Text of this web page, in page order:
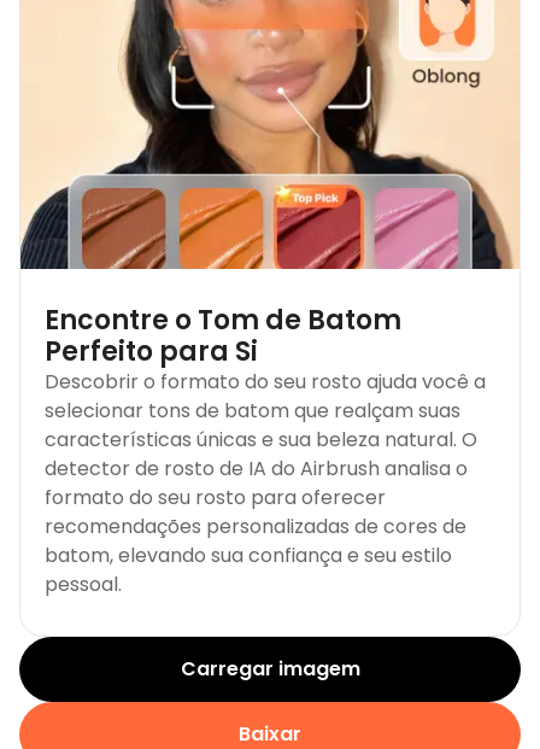
Encontre o Tom de Batom
Perfeito para Si
Descobrir o formato do seu rosto ajuda você a
selecionar tons de batom que realçam suas
características únicas e sua beleza natural. O
detector de rosto de IA do Airbrush analisa o
formato do seu rosto para oferecer
recomendações personalizadas de cores de
batom, elevando sua confiança e seu estilo
pessoal.
Carregar imagem
Baixar